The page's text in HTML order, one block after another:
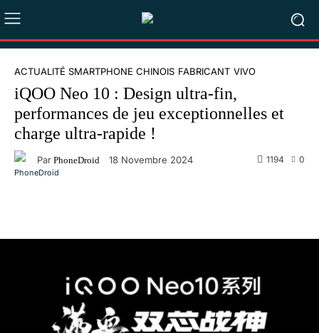
ACTUALITÉ SMARTPHONE CHINOIS FABRICANT VIVO
iQOO Neo 10 : Design ultra-fin,
performances de jeu exceptionnelles et
charge ultra-rapide !
Par PhoneDroid 18 Novembre 2024 0
1194